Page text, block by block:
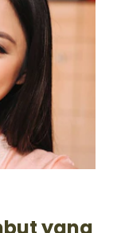
yang